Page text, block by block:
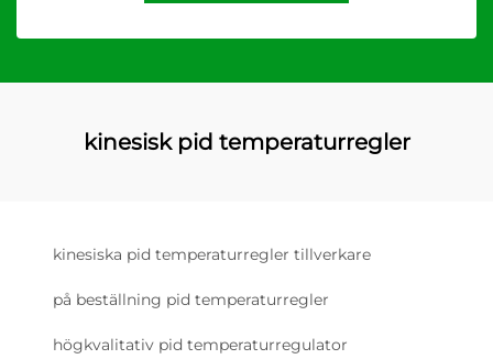
kinesisk pid temperaturregler
kinesiska pid temperaturregler tillverkare
på beställning pid temperaturregler
högkvalitativ pid temperaturregulator